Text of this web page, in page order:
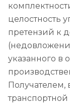
целостность
претензий к
указанного в
Получателем,